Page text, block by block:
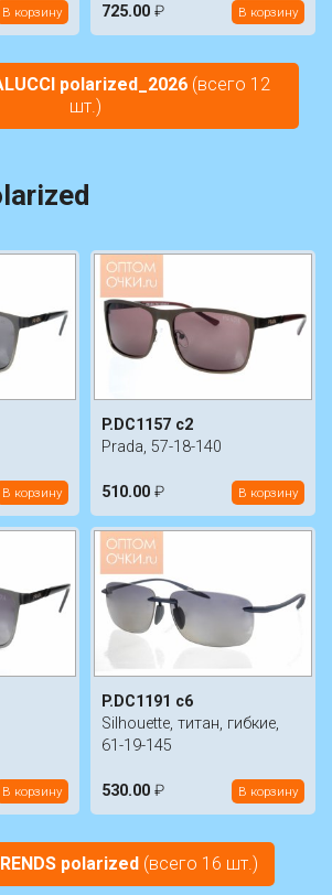
В корзину 725.00 ₽ В корзину
polarized_2026 (всего 12
шт.)
В корзину
P.DC1157 c2
Prada, 57-18-140
510.00 ₽ В корзину
В корзину
P.DC1191 c6
Silhouette, титан, гибкие,
61-19-145
530.00 ₽ В корзину
polarized (всего 16 шт.)